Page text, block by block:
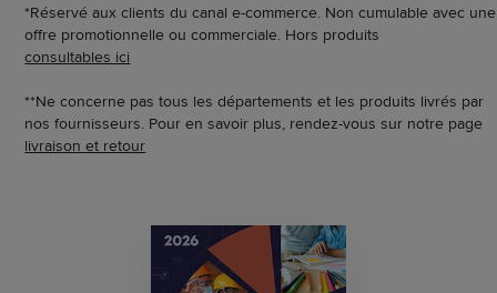
*Réservé aux clients du canal e-commerce. Non cumulable avec une
offre promotionnelle ou commerciale. Hors produits
consultables ici
**Ne concerne pas tous les départements et les produits livrés par
nos fournisseurs. Pour en savoir plus, rendez-vous sur notre page
livraison et retour